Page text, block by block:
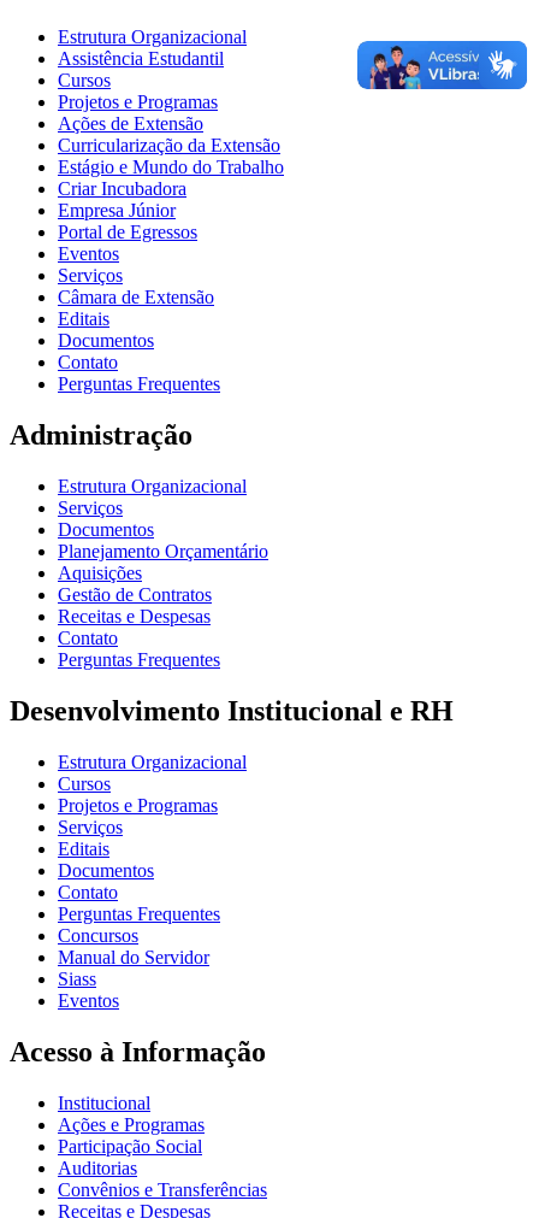
Estrutura Organizacional
Assistência Estudantil
Cursos
Projetos e Programas
Ações de Extensão
Curricularização da Extensão
Estágio e Mundo do Trabalho
Criar Incubadora
Empresa Júnior
Portal de Egressos
Eventos
Serviços
Câmara de Extensão
Editais
Documentos
Contato
Perguntas Frequentes
Administração
Estrutura Organizacional
Serviços
Documentos
Planejamento Orçamentário
Aquisições
Gestão de Contratos
Receitas e Despesas
Contato
Perguntas Frequentes
Desenvolvimento Institucional e RH
Estrutura Organizacional
Cursos
Projetos e Programas
Serviços
Editais
Documentos
Contato
Perguntas Frequentes
Concursos
Manual do Servidor
Siass
Eventos
Acesso à Informação
Institucional
Ações e Programas
Participação Social
Auditorias
Convênios e Transferências
Receitas e Despesas